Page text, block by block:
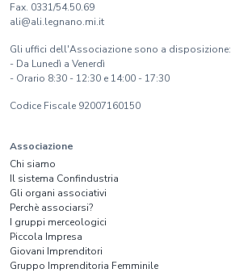
Fax. 0331/54.50.69
ali@ali.legnano.mi.it
Gli uffici dell'Associazione sono a disposizione:
- Da Lunedì a Venerdì
- Orario 8:30 - 12:30 e 14:00 - 17:30
Codice Fiscale 92007160150
Associazione
Chi siamo
Il sistema Confindustria
Gli organi associativi
Perchè associarsi?
I gruppi merceologici
Piccola Impresa
Giovani Imprenditori
Gruppo Imprenditoria Femminile